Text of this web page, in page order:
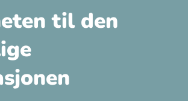
til den